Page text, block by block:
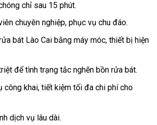
chỉ sau 15 phút.
chuyên nghiệp, phục vụ chu đáo.
bát Lào Cai bằng máy móc, thiết bị hiện
để tình trạng tắc nghẽn bồn rửa bát.
công khai, tiết kiệm tối đa chi phí cho
dịch vụ lâu dài.